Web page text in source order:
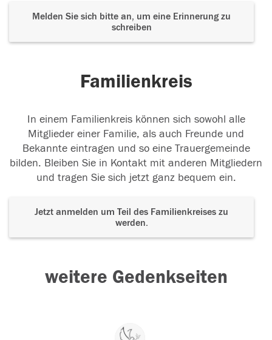
Melden Sie sich bitte an, um eine Erinnerung zu
schreiben
Familienkreis
In einem Familienkreis können sich sowohl alle
Mitglieder einer Familie, als auch Freunde und
Bekannte eintragen und so eine Trauergemeinde
bilden. Bleiben Sie in Kontakt mit anderen Mitgliedern
und tragen Sie sich jetzt ganz bequem ein.
Jetzt anmelden um Teil des Familienkreises zu
werden.
weitere Gedenkseiten